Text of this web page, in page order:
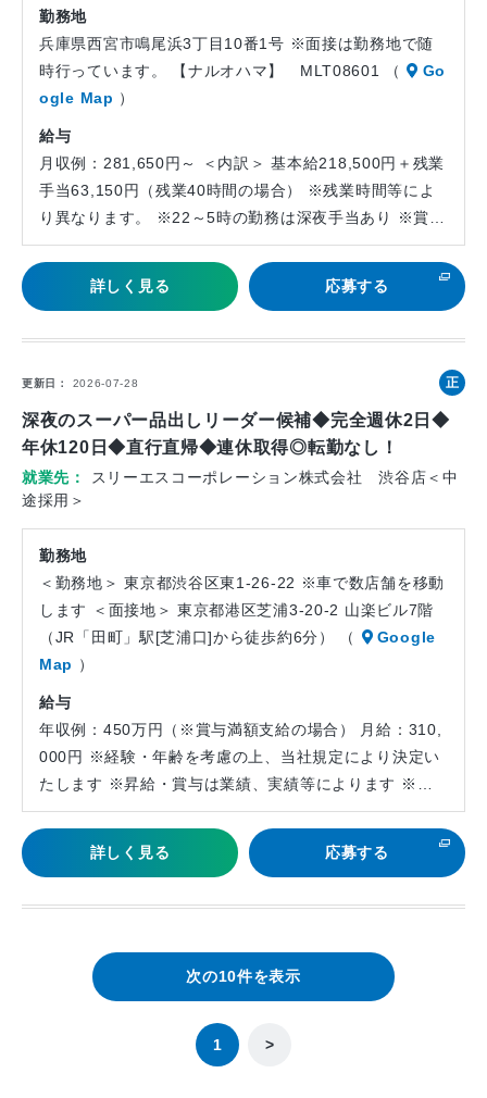
勤務地
兵庫県西宮市鳴尾浜3丁目10番1号 ※面接は勤務地で随
時行っています。 【ナルオハマ】 MLT08601 （
Go
ogle Map ）
給与
月収例：281,650円～ ＜内訳＞ 基本給218,500円＋残業
手当63,150円（残業40時間の場合） ※残業時間等によ
り異なります。 ※22～5時の勤務は深夜手当あり ※賞…
詳しく見る 応募する
更新日 2026-07-28
正
深夜のスーパー品出しリーダー候補◆完全週休2日◆
年休120日◆直行直帰◆連休取得◎転勤なし！
就業先
スリーエスコーポレーション株式会社 渋谷店＜中
途採用＞
勤務地
＜勤務地＞ 東京都渋谷区東1-26-22 ※車で数店舗を移動
します ＜面接地＞ 東京都港区芝浦3-20-2 山楽ビル7階
（JR「田町」駅[芝浦口]から徒歩約6分） （
Google
Map ）
給与
年収例：450万円（※賞与満額支給の場合） 月給：310,
000円 ※経験・年齢を考慮の上、当社規定により決定い
たします ※昇給・賞与は業績、実績等によります ※…
詳しく見る 応募する
次の10件を表示
1 >